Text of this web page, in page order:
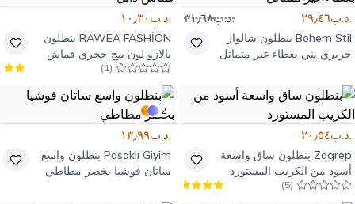
.د.ب٢٩٫٤٦ .د.ب٣١٫٦٨
Bohem Stil بنطلون شالوار
حريري بني بغطاء غير متماثل
.د.ب١٠٫٣٠
RAWEA FASHİON بنطلون
بالازو لون بيج حجري قماش
دابل
(
1
)
.د.ب٢٠٫٥٤
Zagrep بنطلون ساق واسعة
أسود من الكريب المستورد
(
5
)
2
.د.ب١٣٫٩٩
Pasaklı Giyim بنطلون واسع
ساتان فوشيا بخصر مطاطي